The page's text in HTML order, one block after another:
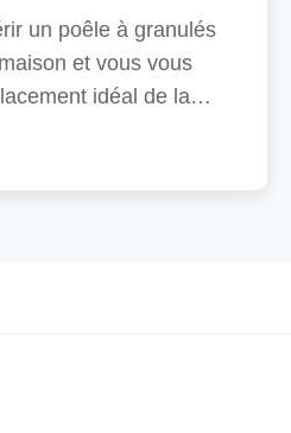
un poêle à granulés
et vous vous
idéal de la…